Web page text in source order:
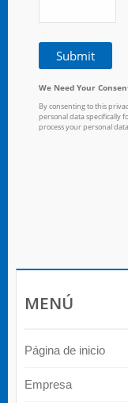
MENÚ
Página de inicio
Empresa